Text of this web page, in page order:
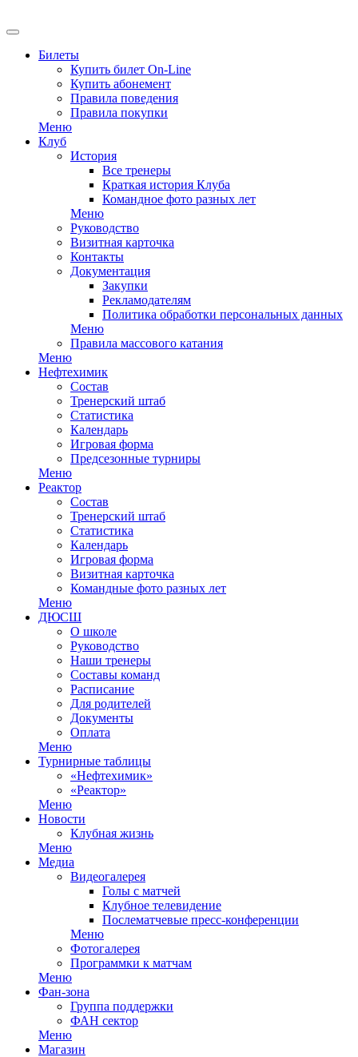
Билеты
Купить билет On-Line
Купить абонемент
Правила поведения
Правила покупки
Меню
Клуб
История
Все тренеры
Краткая история Клуба
Командное фото разных лет
Меню
Руководство
Визитная карточка
Контакты
Документация
Закупки
Рекламодателям
Политика обработки персональных данных
Меню
Правила массового катания
Меню
Нефтехимик
Состав
Тренерский штаб
Статистика
Календарь
Игровая форма
Предсезонные турниры
Меню
Реактор
Состав
Тренерский штаб
Статистика
Календарь
Игровая форма
Визитная карточка
Командные фото разных лет
Меню
ДЮСШ
О школе
Руководство
Наши тренеры
Составы команд
Расписание
Для родителей
Документы
Оплата
Меню
Турнирные таблицы
«Нефтехимик»
«Реактор»
Меню
Новости
Клубная жизнь
Меню
Медиа
Видеогалерея
Голы с матчей
Клубное телевидение
Послематчевые пресс-конференции
Меню
Фотогалерея
Программки к матчам
Меню
Фан-зона
Группа поддержки
ФАН сектор
Меню
Магазин